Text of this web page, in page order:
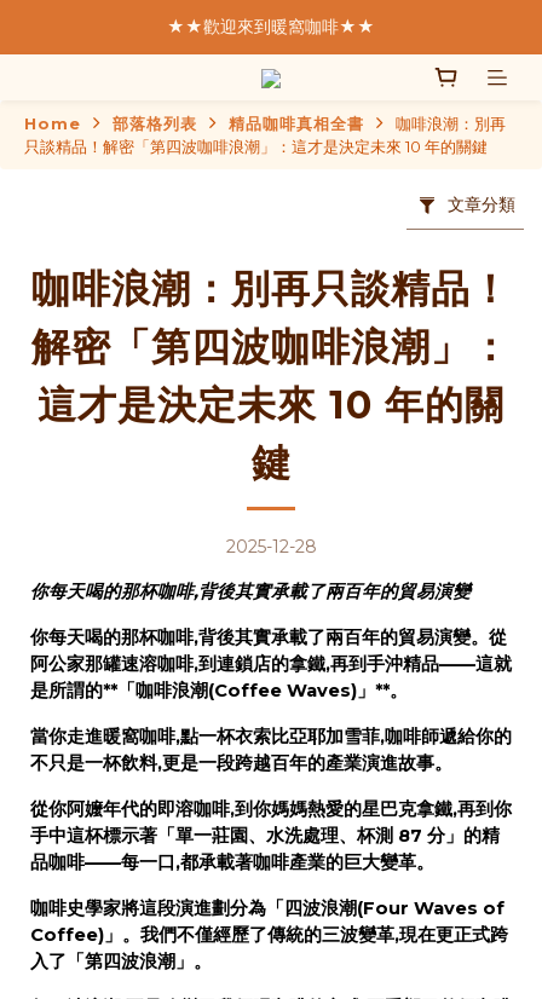
★★歡迎來到暖窩咖啡★★
★★歡迎來到暖窩咖啡★★
  我們致力於製作好的咖啡
SCA精品咖啡協會  認證講師親手烘焙
Home 部落格列表 精品咖啡真相全書
咖啡浪潮：別再
只談精品！解密「第四波咖啡浪潮」：這才是決定未來 10 年的關鍵
文章分類
咖啡浪潮：別再只談精品！
解密「第四波咖啡浪潮」：
這才是決定未來 10 年的關
鍵
2025-12-28
你每天喝的那杯咖啡,背後其實承載了兩百年的貿易演變
你每天喝的那杯咖啡,背後其實承載了兩百年的貿易演變。從
阿公家那罐速溶咖啡,到連鎖店的拿鐵,再到手沖精品——這就
是所謂的**「咖啡浪潮(Coffee Waves)」**。
當你走進暖窩咖啡,點一杯衣索比亞耶加雪菲,咖啡師遞給你的
不只是一杯飲料,更是一段跨越百年的產業演進故事。
從你阿嬤年代的即溶咖啡,到你媽媽熱愛的星巴克拿鐵,再到你
手中這杯標示著「單一莊園、水洗處理、杯測 87 分」的精
品咖啡——每一口,都承載著咖啡產業的巨大變革。
咖啡史學家將這段演進劃分為「四波浪潮(Four Waves of
Coffee)」 。我們不僅經歷了傳統的三波變革,現在更正式跨
入了 「第四波浪潮」。